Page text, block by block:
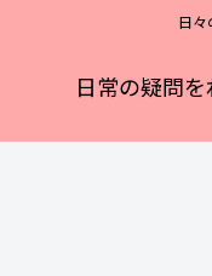
日々
日常の疑問